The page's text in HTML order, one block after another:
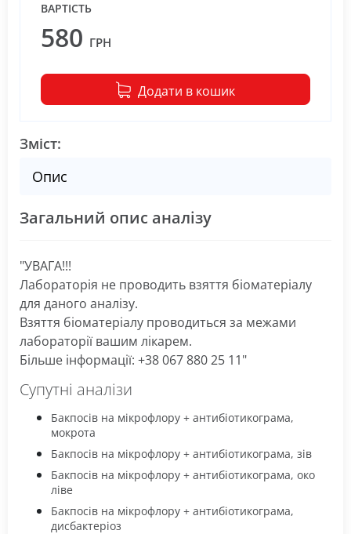
ВАРТІСТЬ
580 ГРН
Додати в кошик
Зміст:
Опис
Загальний опис аналізу
"УВАГА!!!
Лабораторія не проводить взяття біоматеріалу
для даного аналізу.
Взяття біоматеріалу проводиться за межами
лабораторії вашим лікарем.
Більше інформації: +38 067 880 25 11"
Супутні аналізи
Бакпосів на мікрофлору + антибіотикограма,
мокрота
Бакпосів на мікрофлору + антибіотикограма, зів
Бакпосів на мікрофлору + антибіотикограма, око
ліве
Бакпосів на мікрофлору + антибіотикограма,
дисбактеріоз